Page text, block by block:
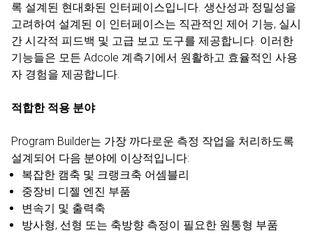
록 설계된 현대화된 인터페이스입니다. 생산성과 정밀성을
고려하여 설계된 이 인터페이스는 직관적인 제어 기능, 실시
간 시각적 피드백 및 고급 보고 도구를 제공합니다. 이러한
기능들은 모든 Adcole 계측기에서 원활하고 효율적인 사용
자 경험을 제공합니다.
적합한 적용 분야
Program Builder는 가장 까다로운 측정 작업을 처리하도록
설계되어 다음 분야에 이상적입니다:
복잡한 캠축 및 크랭크축 어셈블리
중장비 디젤 엔진 부품
변속기 및 출력축
방사형, 선형 또는 축방향 측정이 필요한 원통형 부품